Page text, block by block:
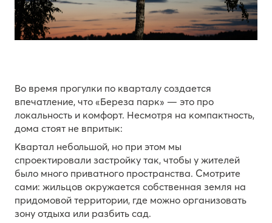
Во время прогулки по кварталу создается
впечатление, что «Береза парк» — это про
локальность и комфорт. Несмотря на компактность,
дома стоят не впритык:
Квартал небольшой, но при этом мы
спроектировали застройку так, чтобы у жителей
было много приватного пространства. Смотрите
сами: жильцов окружается собственная земля на
придомовой территории, где можно организовать
зону отдыха или разбить сад.